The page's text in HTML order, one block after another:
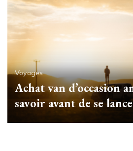
Voyages
Achat van d’occasion
savoir avant de se